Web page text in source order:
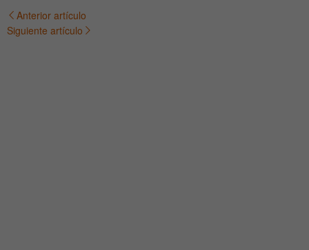
Navegación
Anterior artículo
Siguiente artículo